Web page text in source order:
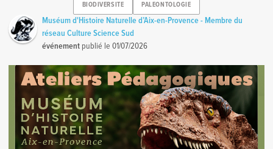
BIODIVERSITE PALEONTOLOGIE
Muséum d'Histoire Naturelle d’Aix-en-Provence - Membre du
réseau Culture Science Sud
événement publié le01/07/2026